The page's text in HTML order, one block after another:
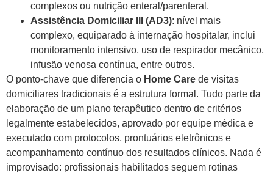
complexos ou nutrição enteral/parenteral.
Assistência Domiciliar III (AD3): nível mais
complexo, equiparado à internação hospitalar, inclui
monitoramento intensivo, uso de respirador mecânico,
infusão venosa contínua, entre outros.
O ponto-chave que diferencia o Home Care de visitas
domiciliares tradicionais é a estrutura formal. Tudo parte da
elaboração de um plano terapêutico dentro de critérios
legalmente estabelecidos, aprovado por equipe médica e
executado com protocolos, prontuários eletrônicos e
acompanhamento contínuo dos resultados clínicos. Nada é
improvisado: profissionais habilitados seguem rotinas